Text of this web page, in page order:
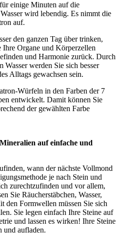
einige Minuten auf die
wird lebendig. Es nimmt die
auf.
den ganzen Tag über trinken,
Ihre Organe und Körperzellen
und Harmonie zurück. Durch
Wasser werden Sie sich besser
Alltags gewachsen sein.
Würfeln in den Farben der 7
entwickelt. Damit können Sie
der gewählten Farbe
auf einfache und
wann der nächste Vollmond
je nach Stein und
zurechtzufinden und vor allem,
Sie Räucherstäbchen, Wasser,
den Formwellen müssen Sie sich
Sie legen einfach Ihre Steine auf
und lassen es wirken! Ihre Steine
und aufladen.